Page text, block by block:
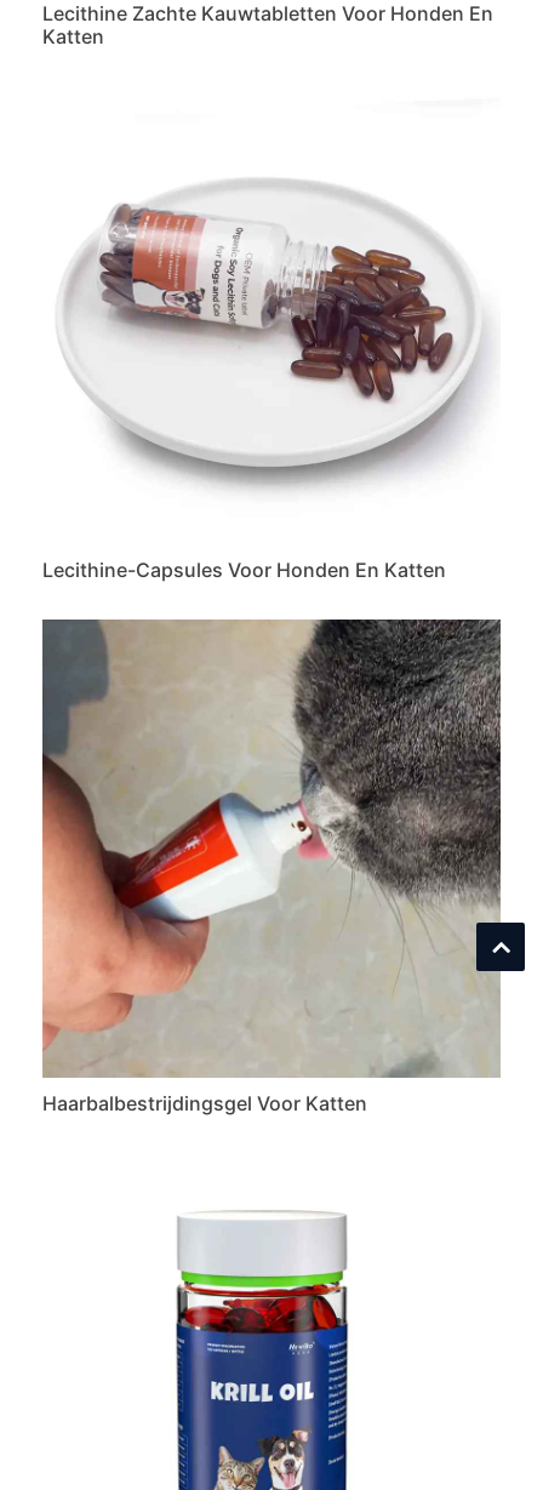
Lecithine Zachte Kauwtabletten Voor Honden En
Katten
Lecithine-Capsules Voor Honden En Katten
Haarbalbestrijdingsgel Voor Katten